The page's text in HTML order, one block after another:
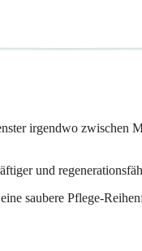
irgendwo zwischen
und
saubere Pflege-